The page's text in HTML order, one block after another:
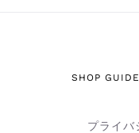
SHOP GUIDE
プライバ